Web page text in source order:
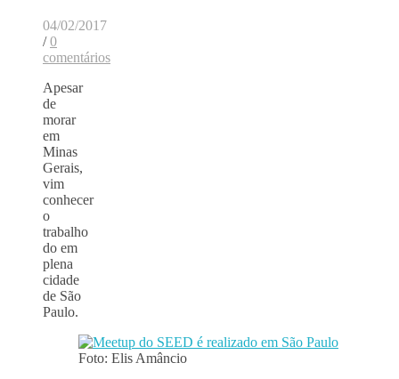
04/02/2017
/ 0
comentários
Apesar
de
morar
em
Minas
Gerais,
vim
conhecer
o
trabalho
do em
plena
cidade
de São
Paulo.
Foto: Elis Amâncio